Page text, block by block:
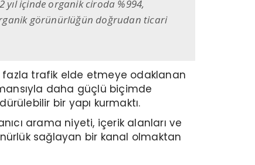
yıl içinde organik ciroda %994,
görünürlüğün doğrudan ticari
fazla trafik elde etmeye odaklanan
daha güçlü biçimde
bir yapı kurmaktı.
arama niyeti, içerik alanları ve
sağlayan bir kanal olmaktan